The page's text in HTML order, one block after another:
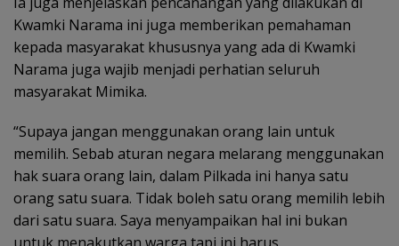
Kwamki Narama ini juga memberikan pemahaman
kepada masyarakat khususnya yang ada di Kwamki
Narama juga wajib menjadi perhatian seluruh
masyarakat Mimika.
“Supaya jangan menggunakan orang lain untuk
memilih. Sebab aturan negara melarang menggunakan
hak suara orang lain, dalam Pilkada ini hanya satu
orang satu suara. Tidak boleh satu orang memilih lebih
dari satu suara. Saya menyampaikan hal ini bukan